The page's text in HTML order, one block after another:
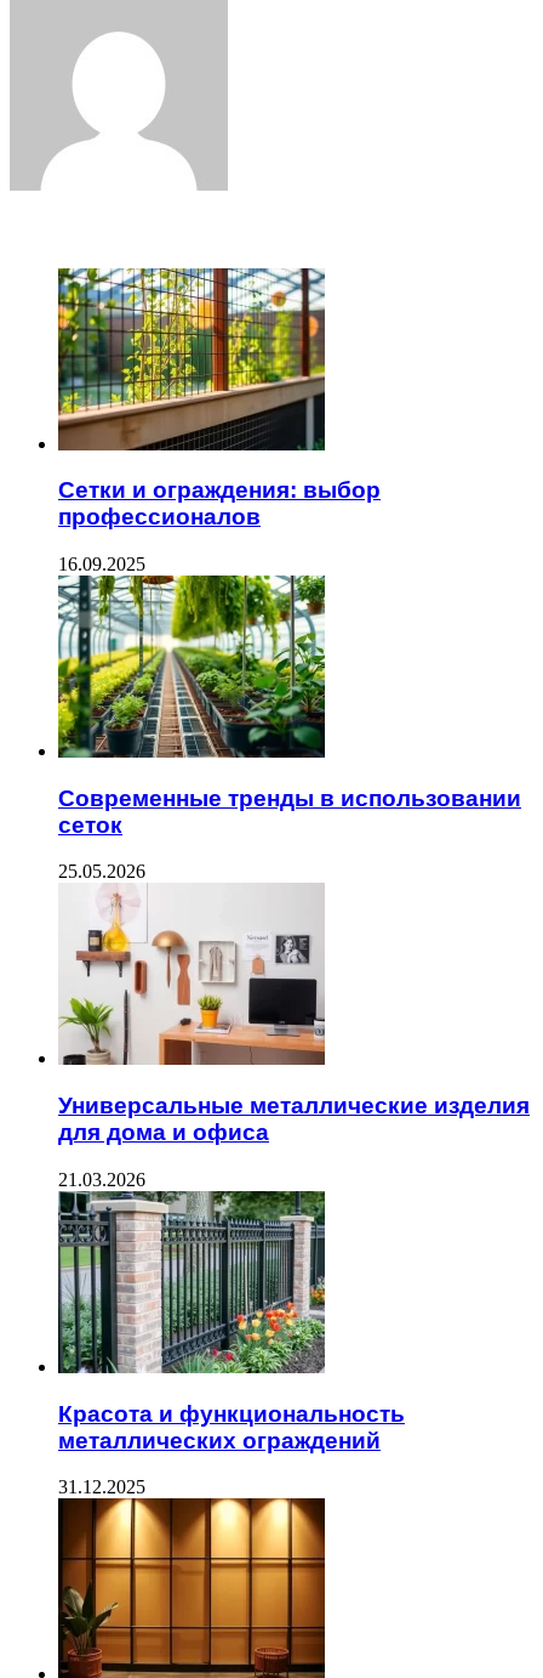
Сетки и ограждения: выбор
профессионалов
16.09.2025
Современные тренды в использовании
сеток
25.05.2026
Универсальные металлические изделия
для дома и офиса
21.03.2026
Красота и функциональность
металлических ограждений
31.12.2025